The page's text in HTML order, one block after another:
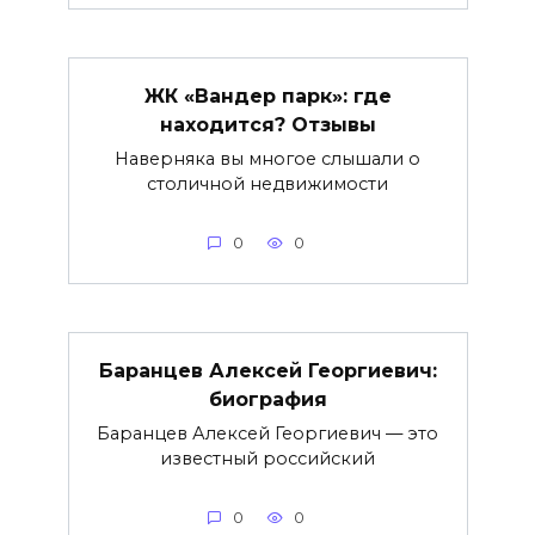
ЖК «Вандер парк»: где
находится? Отзывы
Наверняка вы многое слышали о
столичной недвижимости
0 0
Баранцев Алексей Георгиевич:
биография
Баранцев Алексей Георгиевич — это
известный российский
0 0